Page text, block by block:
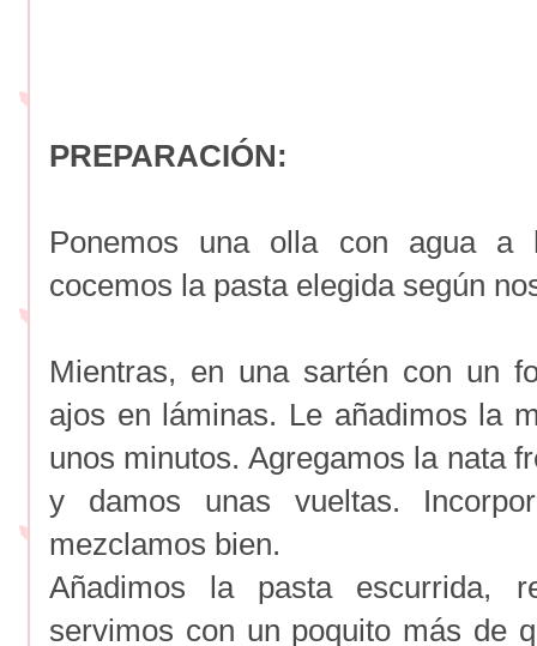
PREPARACIÓN:
Ponemos una olla con agua a
cocemos la pasta elegida según
Mientras, en una sartén con un
ajos en láminas. Le añadimos la
unos minutos. Agregamos la nata
y damos unas vueltas.
mezclamos bien.
Añadimos la pasta escurrida,
servimos con un poquito más de